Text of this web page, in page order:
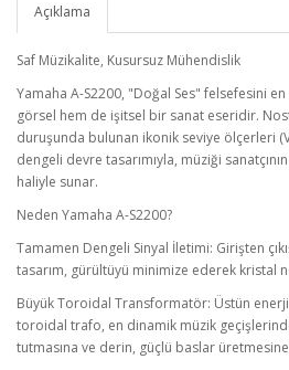
Açıklama
Saf Müzikalite, Kusursuz Mühendislik
Yamaha A-S2200, "Doğal Ses" felsefesini
görsel hem de işitsel bir sanat eseridir.
duruşunda bulunan ikonik seviye ölçerleri
dengeli devre tasarımıyla, müziği
haliyle sunar.
Neden Yamaha A-S2200?
Tamamen Dengeli Sinyal İletimi: Girişten
tasarım, gürültüyü minimize ederek kristal
Büyük Toroidal Transformatör: Üstün
toroidal trafo, en dinamik müzik
tutmasına ve derin, güçlü baslar